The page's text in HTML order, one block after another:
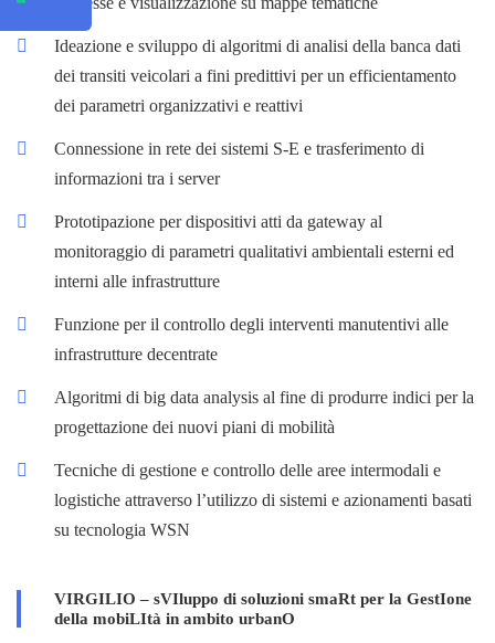
Ideazione e sviluppo di algoritmi di analisi della banca dati
dei transiti veicolari a fini predittivi per un efficientamento
dei parametri organizzativi e reattivi
Connessione in rete dei sistemi S-E e trasferimento di
informazioni tra i server
Prototipazione per dispositivi atti da gateway al
monitoraggio di parametri qualitativi ambientali esterni ed
interni alle infrastrutture
Funzione per il controllo degli interventi manutentivi alle
infrastrutture decentrate
Algoritmi di big data analysis al fine di produrre indici per la
progettazione dei nuovi piani di mobilità
Tecniche di gestione e controllo delle aree intermodali e
logistiche attraverso l’utilizzo di sistemi e azionamenti basati
su tecnologia WSN
VIRGILIO – sVIluppo di soluzioni smaRt per la GestIone
della mobiLItà in ambito urbanO